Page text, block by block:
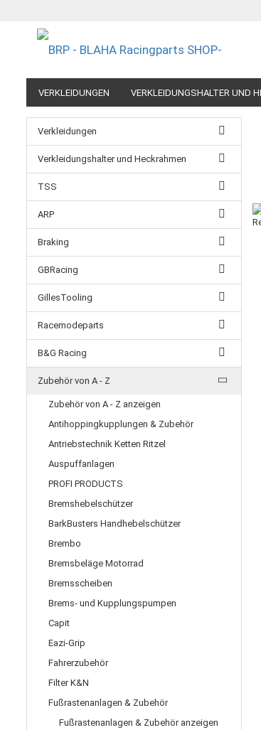
VERKLEIDUNGEN VERKLEIDUNGSHALTER UND
EXTREME COMPONENTS FELGEN IM
Verkleidungen
Verkleidungshalter und Heckrahmen
TSS
ARP
Braking
GBRacing
GillesTooling
Racemodeparts
B&G Racing
Zubehör von A - Z
Zubehör von A - Z anzeigen
Antihoppingkupplungen & Zubehör
Antriebstechnik Ketten Ritzel
Auspuffanlagen
PROFI PRODUCTS
Bremshebelschützer
BarkBusters Handhebelschützer
Brembo
Bremsbeläge Motorrad
Bremsscheiben
Brems- und Kupplungspumpen
Capit
Eazi-Grip
Fahrerzubehör
Filter K&N
Fußrastenanlagen & Zubehör
Fußrastenanlagen & Zubehör anzeigen